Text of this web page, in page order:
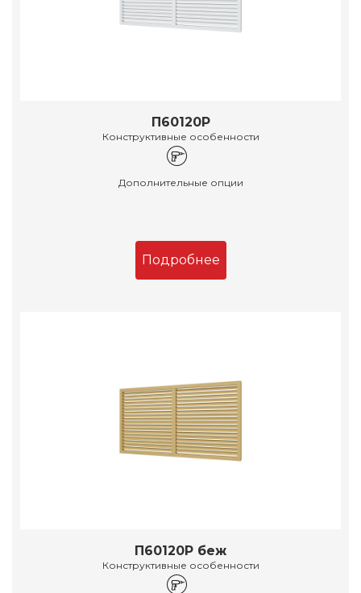
П60120Р
Конструктивные особенности
Дополнительные опции
Подробнее
П60120Р беж
Конструктивные особенности